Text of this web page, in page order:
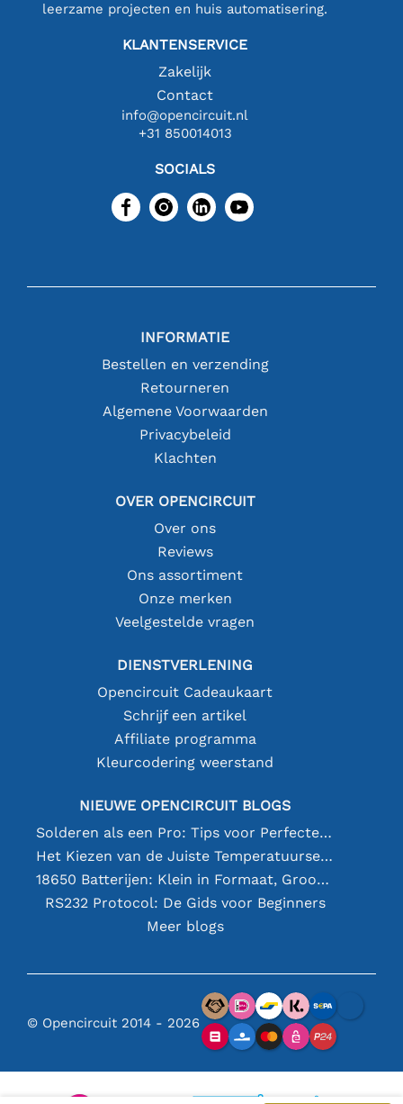
leerzame projecten en huis automatisering.
KLANTENSERVICE
Zakelijk
Contact
info@opencircuit.nl
+31 850014013
SOCIALS
INFORMATIE
Bestellen en verzending
Retourneren
Algemene Voorwaarden
Privacybeleid
Klachten
OVER OPENCIRCUIT
Over ons
Reviews
Ons assortiment
Onze merken
Veelgestelde vragen
DIENSTVERLENING
Opencircuit Cadeaukaart
Schrijf een artikel
Affiliate programma
Kleurcodering weerstand
NIEUWE OPENCIRCUIT BLOGS
Solderen als een Pro: Tips voor Perfecte Elektronische Verbindingen
Het Kiezen van de Juiste Temperatuursensor [youtube]
18650 Batterijen: Klein in Formaat, Groot in Prestatie
RS232 Protocol: De Gids voor Beginners
Meer blogs
© Opencircuit 2014 - 2026